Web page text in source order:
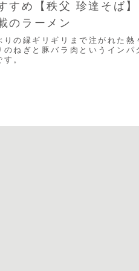
すめ【秩父 珍達そば】
のラーメン
りの縁ギリギリまで注がれた熱
のねぎと豚バラ肉というインパ
。